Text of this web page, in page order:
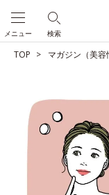
検索
メニュー
TOP マガジン（美容